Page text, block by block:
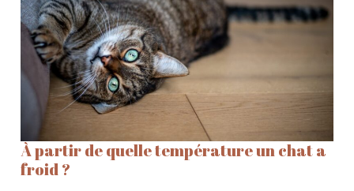
À partir de quelle température un chat a
froid ?